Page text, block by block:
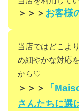
＞＞＞ お客様
当店ではどこよ
め細やかな対応
から♡
＞＞＞
「
さんたちに選